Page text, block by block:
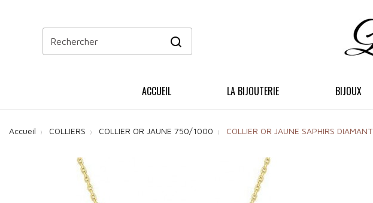
ACCUEIL LA BIJOUTERIE BIJOUX
Accueil COLLIERS COLLIER OR JAUNE 750/1000 COLLIER OR JAUNE SAPHIRS DIAMANT